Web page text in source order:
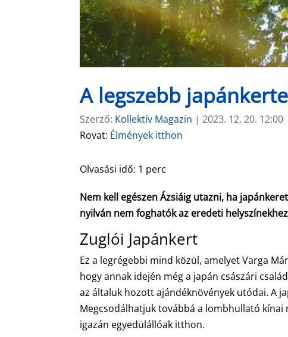
A legszebb
Szerző: Kollektív Magazin |2023. 12. 20. 12:00
Rovat: Élmények itthon
Olvasási idő: 1 perc
Nem kell egészen Ázsiáig utazni, ha
nyilván nem foghatók az eredeti
Zuglói Japánkert
Ez a legrégebbi mind közül, amelyet Varga
hogy annak idején még a japán császári
az általuk hozott ajándéknövények utódai. A
Megcsodálhatjuk továbbá a lombhullató
igazán egyedülállóak itthon.